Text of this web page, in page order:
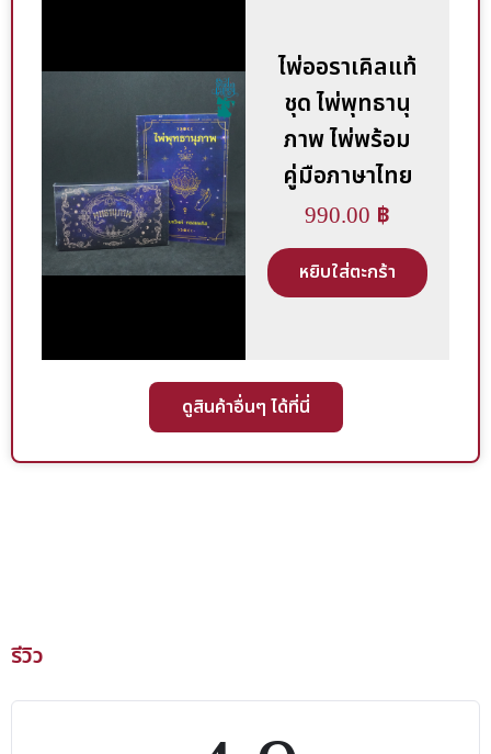
ไพ่ออราเคิลแท้
ชุด ไพ่พุทธานุ
ภาพ ไพ่พร้อม
คู่มือภาษาไทย
990.00 ฿
หยิบใส่ตะกร้า
ดูสินค้าอื่นๆ ได้ที่นี่
รีวิว